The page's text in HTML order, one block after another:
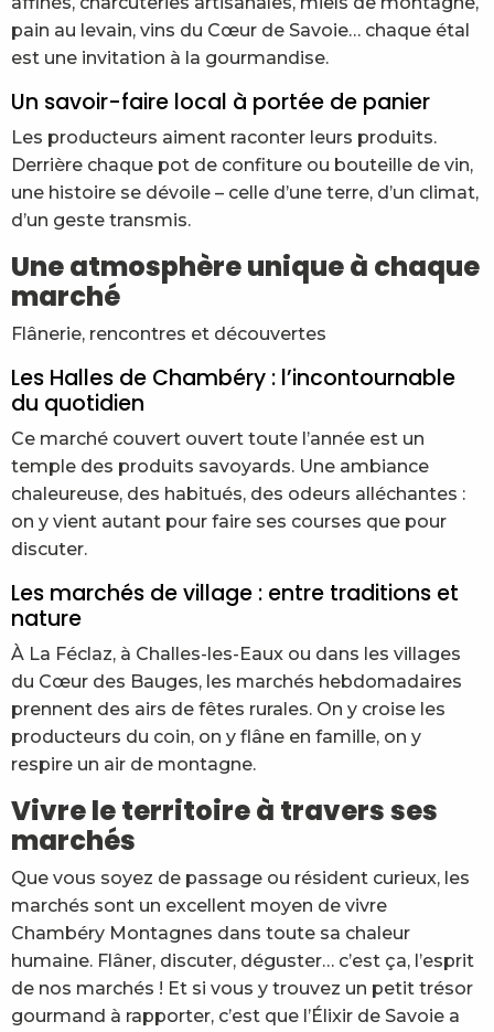
pain au levain, vins du Cœur de Savoie… chaque étal
est une invitation à la gourmandise.
Un savoir-faire local à portée de panier
Les producteurs aiment raconter leurs produits.
Derrière chaque pot de confiture ou bouteille de vin,
une histoire se dévoile – celle d’une terre, d’un climat,
d’un geste transmis.
Une atmosphère unique à chaque
marché
Flânerie, rencontres et découvertes
Les Halles de Chambéry : l’incontournable
du quotidien
Ce marché couvert ouvert toute l’année est un
temple des produits savoyards. Une ambiance
chaleureuse, des habitués, des odeurs alléchantes :
on y vient autant pour faire ses courses que pour
discuter.
Les marchés de village : entre traditions et
nature
À La Féclaz, à Challes-les-Eaux ou dans les villages
du Cœur des Bauges, les marchés hebdomadaires
prennent des airs de fêtes rurales. On y croise les
producteurs du coin, on y flâne en famille, on y
respire un air de montagne.
Vivre le territoire à travers ses
marchés
Que vous soyez de passage ou résident curieux, les
marchés sont un excellent moyen de vivre
Chambéry Montagnes dans toute sa chaleur
humaine. Flâner, discuter, déguster… c’est ça, l’esprit
de nos marchés ! Et si vous y trouvez un petit trésor
gourmand à rapporter, c’est que l’Élixir de Savoie a